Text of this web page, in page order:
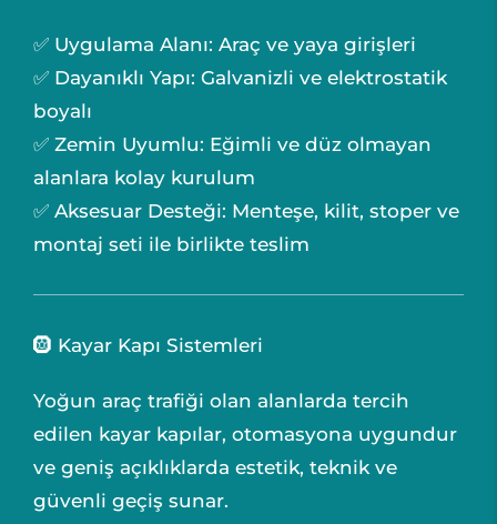
✅ Uygulama Alanı: Araç ve yaya girişleri
✅ Dayanıklı Yapı: Galvanizli ve elektrostatik
boyalı
✅ Zemin Uyumlu: Eğimli ve düz olmayan
alanlara kolay kurulum
✅ Aksesuar Desteği: Menteşe, kilit, stoper ve
montaj seti ile birlikte teslim
🛞 Kayar Kapı Sistemleri
Yoğun araç trafiği olan alanlarda tercih
edilen kayar kapılar, otomasyona uygundur
ve geniş açıklıklarda estetik, teknik ve
güvenli geçiş sunar.